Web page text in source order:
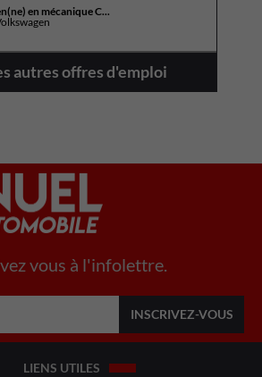
en mécanique C...
autres offres d'emploi
vous à l'infolettre.
LIENS UTILES